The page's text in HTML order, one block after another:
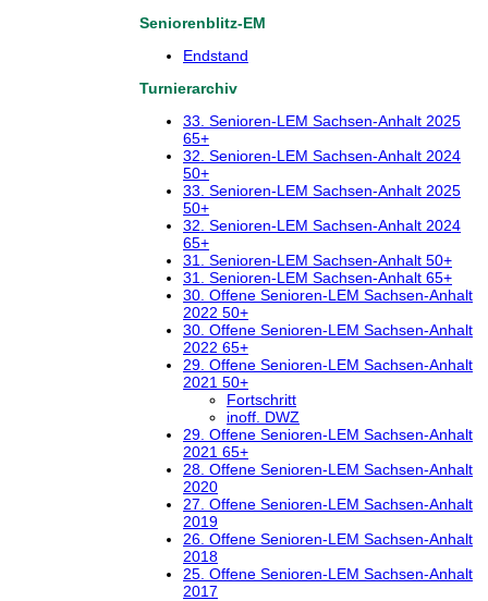
Seniorenblitz-EM
Endstand
Turnierarchiv
33. Senioren-LEM Sachsen-Anhalt 2025
65+
32. Senioren-LEM Sachsen-Anhalt 2024
50+
33. Senioren-LEM Sachsen-Anhalt 2025
50+
32. Senioren-LEM Sachsen-Anhalt 2024
65+
31. Senioren-LEM Sachsen-Anhalt 50+
31. Senioren-LEM Sachsen-Anhalt 65+
30. Offene Senioren-LEM Sachsen-Anhalt
2022 50+
30. Offene Senioren-LEM Sachsen-Anhalt
2022 65+
29. Offene Senioren-LEM Sachsen-Anhalt
2021 50+
Fortschritt
inoff. DWZ
29. Offene Senioren-LEM Sachsen-Anhalt
2021 65+
28. Offene Senioren-LEM Sachsen-Anhalt
2020
27. Offene Senioren-LEM Sachsen-Anhalt
2019
26. Offene Senioren-LEM Sachsen-Anhalt
2018
25. Offene Senioren-LEM Sachsen-Anhalt
2017